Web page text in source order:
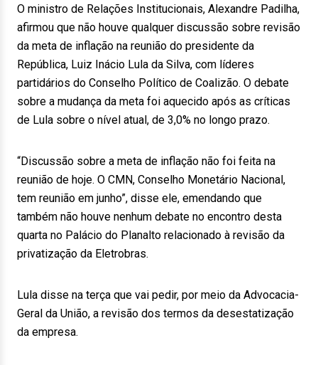
O ministro de Relações Institucionais, Alexandre Padilha,
afirmou que não houve qualquer discussão sobre revisão
da meta de inflação na reunião do presidente da
República, Luiz Inácio Lula da Silva, com líderes
partidários do Conselho Político de Coalizão. O debate
sobre a mudança da meta foi aquecido após as críticas
de Lula sobre o nível atual, de 3,0% no longo prazo.
“Discussão sobre a meta de inflação não foi feita na
reunião de hoje. O CMN, Conselho Monetário Nacional,
tem reunião em junho”, disse ele, emendando que
também não houve nenhum debate no encontro desta
quarta no Palácio do Planalto relacionado à revisão da
privatização da Eletrobras.
Lula disse na terça que vai pedir, por meio da Advocacia-
Geral da União, a revisão dos termos da desestatização
da empresa.